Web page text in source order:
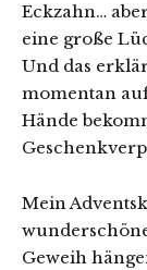
Eckzahn…
eine große
Und das
momentan
Hände
Mein
Geweih